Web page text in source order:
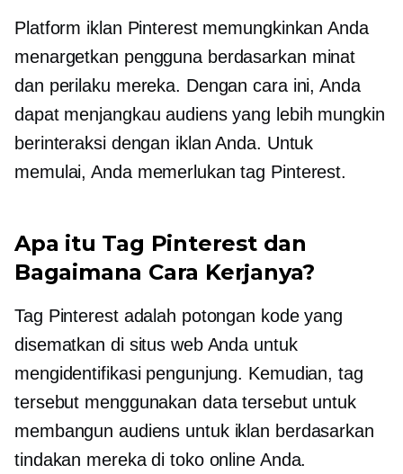
Platform iklan Pinterest memungkinkan Anda
menargetkan pengguna berdasarkan minat
dan perilaku mereka. Dengan cara ini, Anda
dapat menjangkau audiens yang lebih mungkin
berinteraksi dengan iklan Anda. Untuk
memulai, Anda memerlukan tag Pinterest.
Apa itu Tag Pinterest dan
Bagaimana Cara Kerjanya?
Tag Pinterest adalah potongan kode yang
disematkan di situs web Anda untuk
mengidentifikasi pengunjung. Kemudian, tag
tersebut menggunakan data tersebut untuk
membangun audiens untuk iklan berdasarkan
tindakan mereka di toko online Anda.